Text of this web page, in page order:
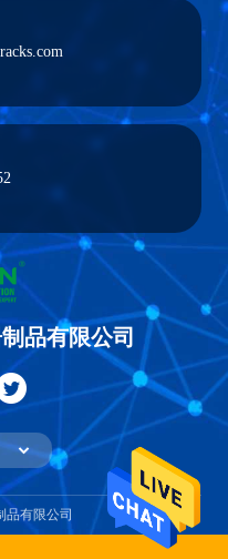
品有限公司
品有限公司